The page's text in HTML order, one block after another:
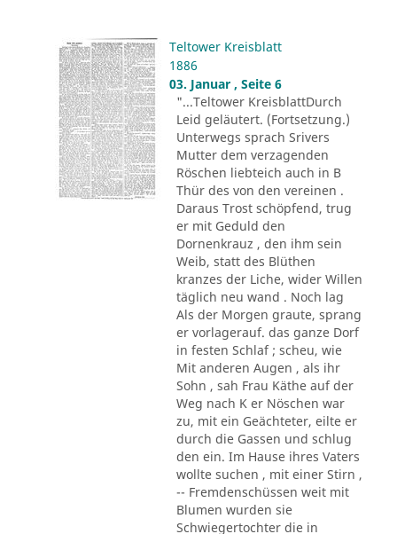
Teltower Kreisblatt
1886
03. Januar , Seite 6
"...Teltower KreisblattDurch
Leid geläutert. (Fortsetzung.)
Unterwegs sprach Srivers
Mutter dem verzagenden
Röschen liebteich auch in B
Thür des von den vereinen .
Daraus Trost schöpfend, trug
er mit Geduld den
Dornenkrauz , den ihm sein
Weib, statt des Blüthen
kranzes der Liche, wider Willen
täglich neu wand . Noch lag
Als der Morgen graute, sprang
er vorlagerauf. das ganze Dorf
in festen Schlaf ; scheu, wie
Mit anderen Augen , als ihr
Sohn , sah Frau Käthe auf der
Weg nach K er Nöschen war
zu, mit ein Geächteter, eilte er
durch die Gassen und schlug
den ein. Im Hause ihres Vaters
wollte suchen , mit einer Stirn ,
-- Fremdenschüssen weit mit
Blumen wurden sie
Schwiegertochter die in